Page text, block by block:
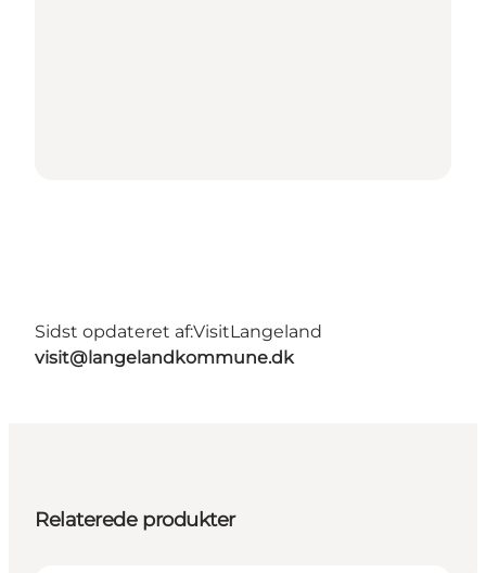
Sidst opdateret af:VisitLangeland
visit@langelandkommune.dk
Relaterede produkter